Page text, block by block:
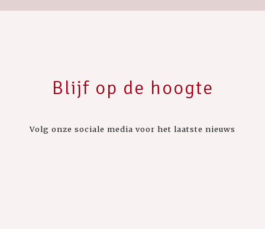
Blijf op de hoogte
Volg onze sociale media voor het laatste nieuws